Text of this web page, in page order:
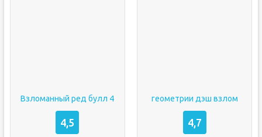
Взломанный ред булл 4
4,5
геометрии дэш взлом
4,7